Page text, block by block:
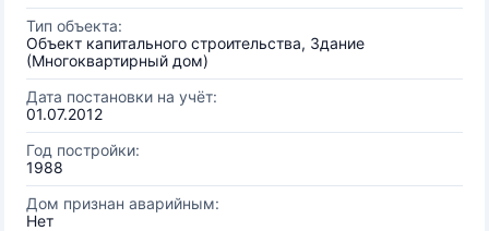
Тип объекта:
Объект капитального строительства, Здание
(Многоквартирный дом)
Дата постановки на учёт:
01.07.2012
Год постройки:
1988
Дом признан аварийным:
Нет